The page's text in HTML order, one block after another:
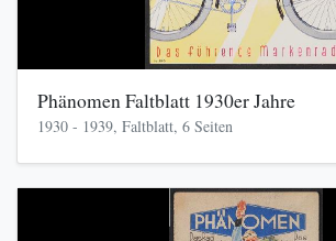
Phänomen Faltblatt 1930er Jahre
1930 - 1939, Faltblatt, 6 Seiten